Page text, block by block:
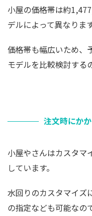
小屋の価格帯は約
デルによって異なります
価格帯も幅広いため、
モデルを比較検討する
注文時にか
小屋やさんはカスタマ
しています。
水回りのカスタマイズ
の指定なども可能なの